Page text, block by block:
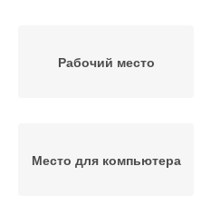
Рабочий место
Место для компьютера